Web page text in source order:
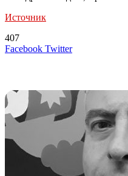
Источник
407
Facebook TwitterLinkedIn
Tumblr
Reddit
Вконтакте
Skype
Messenger
Messenger
WhatsApp
Telegram
Viber
Line
Поделиться
Печатать